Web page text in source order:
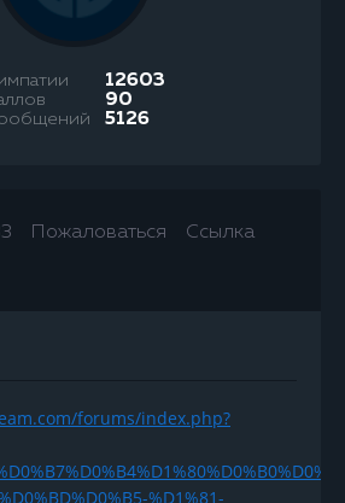
12603
90
5126
Пожаловаться Ссылка
forums/index.php?
%D1%81-